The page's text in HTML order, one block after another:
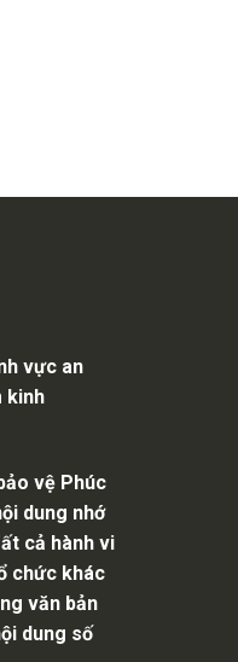
vực an
kinh
vệ Phúc
dung nhớ
cả hành vi
chức khác
văn bản
dung số